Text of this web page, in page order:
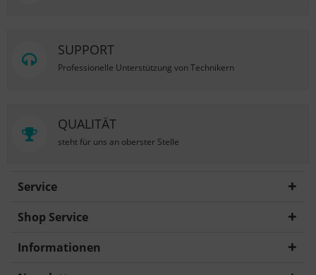
SUPPORT
Professionelle Unterstützung von Technikern
QUALITÄT
steht für uns an oberster Stelle
Service
Shop Service
Informationen